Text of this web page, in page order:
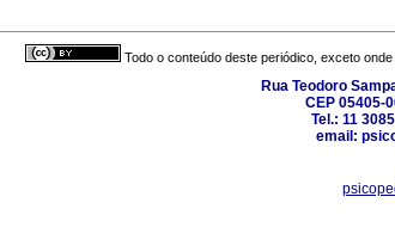
Todo o conteúdo deste periódico, exceto
Rua Teodoro
CEP 05405-
Tel.: 11
email: